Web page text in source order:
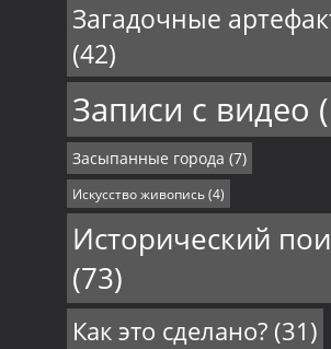
Загадочные
(42)
Записи с видео
Засыпанные города (7)
Искусство живопись(4)
Исторический
(73)
Как это сделано?(31)